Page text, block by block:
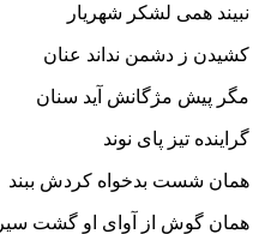
نبیند همى لشکر شهریار
کشیدن ز دشمن نداند عنان
مگر پیش مژگانش آید سنان‏
گراینده تیز پاى نوند
همان شست بدخواه کردش ببند
همان گوش از آواى او گشت سیر